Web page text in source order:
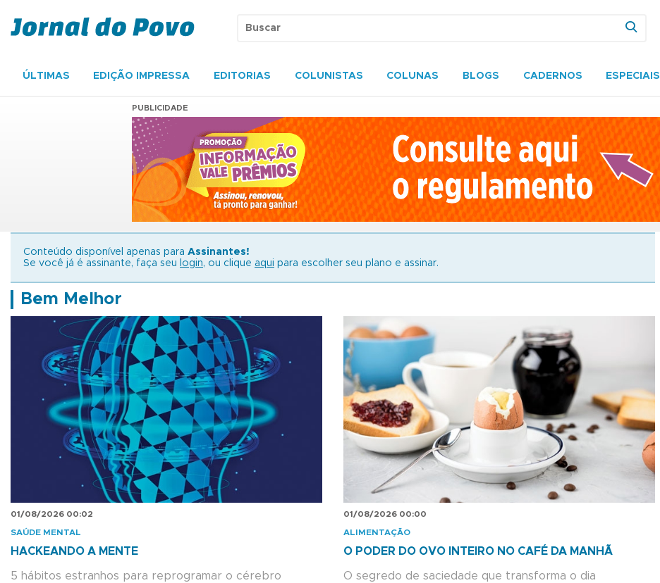
ÚLTIMAS EDIÇÃO IMPRESSA EDITORIAS COLUNISTAS COLUNAS BLOGS CADERNOS ESPECIAIS
PUBLICIDADE
Conteúdo disponível apenas para Assinantes!
Se você já é assinante, faça seu
login, ou clique aqui para escolher seu plano e assinar.
Bem Melhor
01/08/2026 00:02
SAÚDE MENTAL
HACKEANDO A MENTE
5 hábitos estranhos para reprogramar o cérebro
01/08/2026 00:00
ALIMENTAÇÃO
O PODER DO OVO INTEIRO NO CAFÉ DA MANHÃ
O segredo de saciedade que transforma o dia